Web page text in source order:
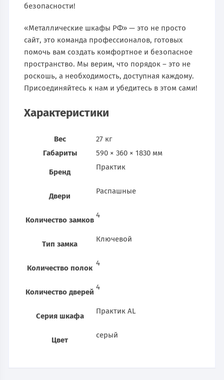
безопасности!
«Металлические шкафы РФ» — это не просто
сайт, это команда профессионалов, готовых
помочь вам создать комфортное и безопасное
пространство. Мы верим, что порядок – это не
роскошь, а необходимость, доступная каждому.
Присоединяйтесь к нам и убедитесь в этом сами!
Характеристики
Вес
27 кг
Габариты
590 × 360 × 1830 мм
Бренд
Практик
Двери
Распашные
Количество замков
4
Тип замка
Ключевой
Количество полок
4
Количество дверей
4
Серия шкафа
Практик AL
Цвет
серый